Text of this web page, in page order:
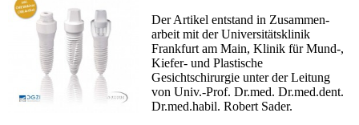
Der Artikel entstand in Zu­sam­men­
arbeit mit der Uni­ver­si­tätsklinik
Frankfurt am Main, Klinik für Mund-,
Kiefer- und Plastische
Gesichtschirurgie unter der Leitung
von Univ.-Prof. Dr.med. Dr.med.dent.
Dr.med.habil. Robert Sader.